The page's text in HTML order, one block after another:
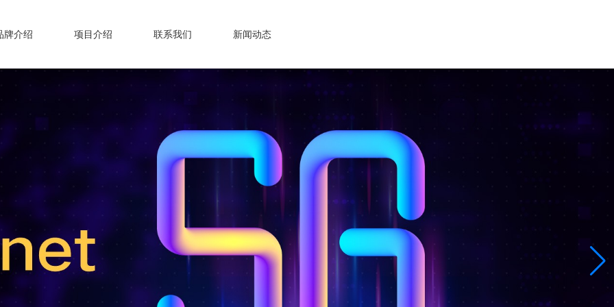
牌介绍 项目介绍 联系我们 新闻动态